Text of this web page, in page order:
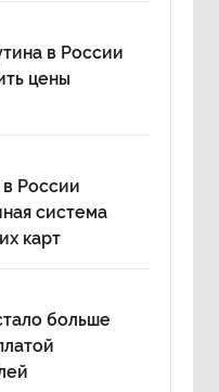
в России
цены
России
система
карт
больше